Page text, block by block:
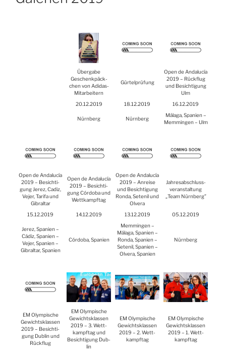
Über­ga­be
Geschenk­päck­
chen von Adi­das-
Mit­ar­bei­tern
Gür­tel­prü­fung
Open de Anda­lucía
2019 – Rück­flug
und Besich­ti­gung
Ulm
20.12.2019
18.12.2019 16.12.2019
Nürn­berg Nürn­berg
Mála­ga, Spa­ni­en –
Mem­min­gen – Ulm
Open de Anda­lucía
2019 – Besich­ti­
gung Jerez, Cadiz,
Vejer, Tarifa und
Gibral­tar
Open de Anda­lucía
2019 – Besich­ti­
gung Cór­do­ba und
Wett­kampf­tag
Open de Anda­lucía
2019 – Anrei­se
und Besich­ti­gung
Ron­da, Set­enil und
Olve­ra
Jah­res­ab­schluss­
ver­an­stal­tung
„Team Nürn­berg”
15.12.2019 14.12.2019 13.12.2019 05.12.2019
Jerez, Spa­ni­en –
Cádiz, Spa­ni­en –
Vejer, Spa­ni­en –
Gibral­tar, Spa­ni­en
Cór­do­ba, Spa­ni­en
Mem­min­gen –
Mála­ga, Spa­ni­en –
Ron­da, Spa­ni­en –
Set­enil, Spa­ni­en –
Olve­ra, Spa­ni­en
Nürn­berg
EM Olym­pi­sche
Gewichts­klas­sen
2019 – Besich­ti­
gung Dub­lin und
Rück­flug
EM Olym­pi­sche
Gewichts­klas­sen
2019 – 3. Wett­
kampf­tag und
Besich­ti­gung Dub­
lin
EM Olym­pi­sche
Gewichts­klas­sen
2019 – 2. Wett­
kampf­tag
EM Olym­pi­sche
Gewichts­klas­sen
2019 – 1. Wett­
kampf­tag